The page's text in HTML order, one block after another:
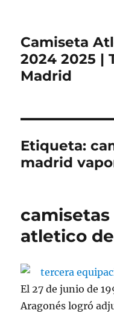
Camiseta
2024 2025 |
Madrid
Etiqueta:
madrid
atletico
El 27 de junio de
Aragonés logró